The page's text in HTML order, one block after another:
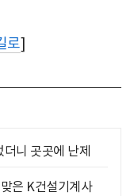
로]
니 곳곳에 난제
은 K건설기계사